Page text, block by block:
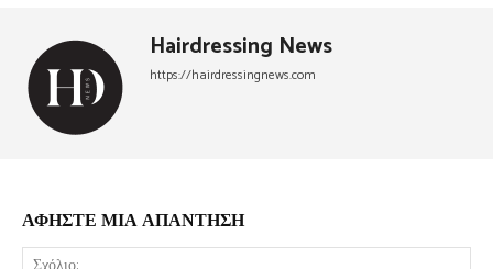
Hairdressing News
https://hairdressingnews.com
ΑΦΗΣΤΕ ΜΙΑ ΑΠΑΝΤΗΣΗ